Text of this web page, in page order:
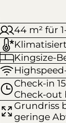
44 m² für
Kingsize-
Check-in
Check-out
Grundriss
geringe